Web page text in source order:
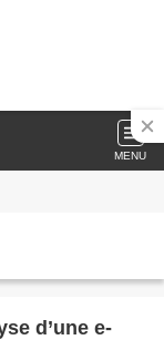
MENU
d’une e-